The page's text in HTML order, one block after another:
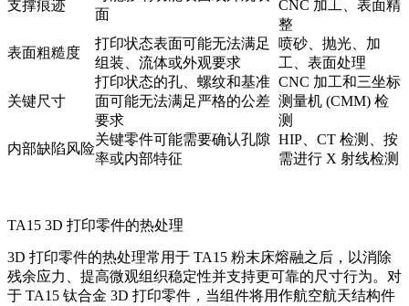
支撑痕迹
面
CNC 加工、表面精
整
表面粗糙度
打印状态表面可能无法满足
组装、流体或外观要求
喷砂、抛光、加
工、表面处理
关键尺寸
打印状态的孔、螺纹和基准
面可能无法满足严格的公差
要求
CNC 加工和三坐标
测量机 (CMM) 检
测
内部缺陷风险
关键零件可能需要确认孔隙
率或内部特征
HIP、CT 检测、按
需进行 X 射线检测
TA15 3D 打印零件的热处理
3D 打印零件的热处理常用于 TA15 粉末床熔融之后，以消除
残余应力、提高微观组织稳定性并支持更可靠的尺寸行为。对
于 TA15 钛合金 3D 打印零件，当组件将用作航空航天结构件